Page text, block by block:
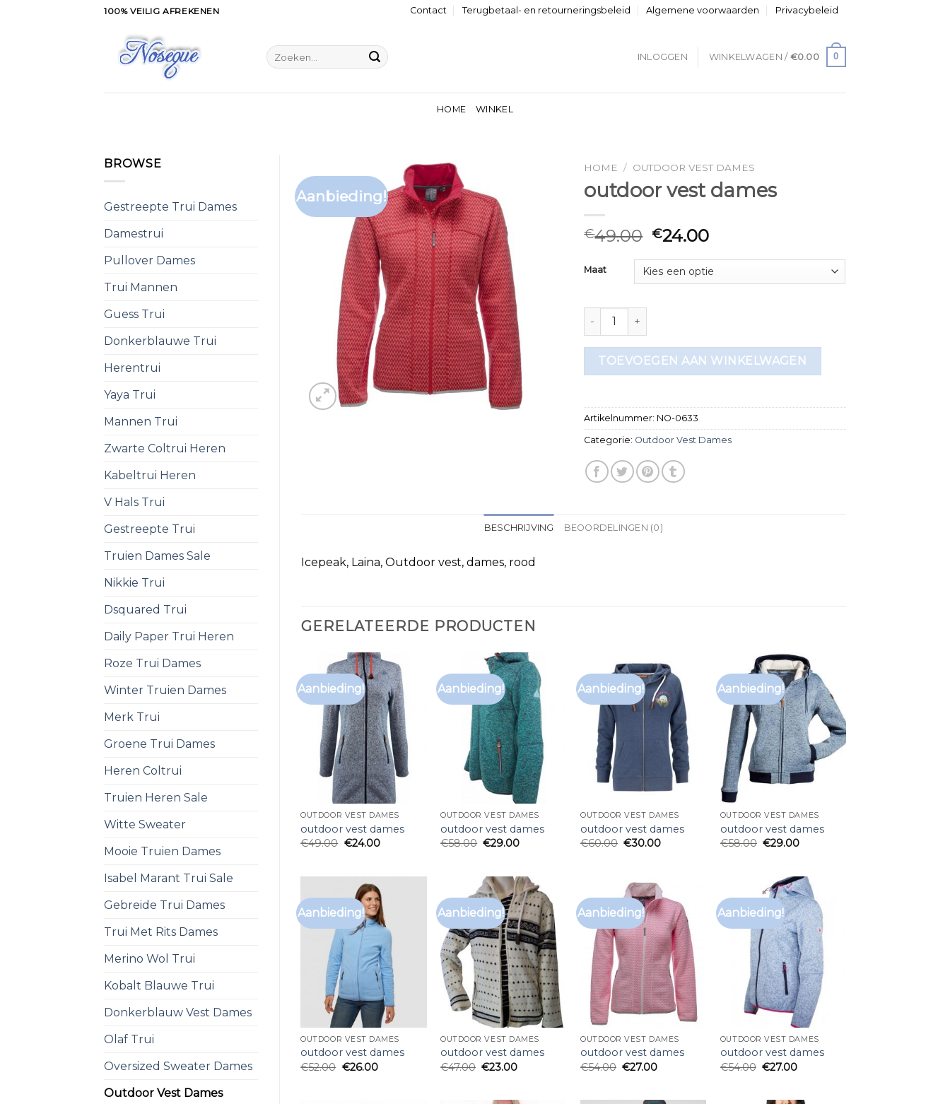
100% VEILIG AFREKENEN Contact Terugbetaal- en retourneringsbeleid Algemene voorwaarden Privacybeleid
Zoeken
naar:
INLOGGEN WINKELWAGEN / €0.00 0
HOME WINKEL
BROWSE
Gestreepte Trui Dames
Damestrui
Pullover Dames
Trui Mannen
Guess Trui
Donkerblauwe Trui
Herentrui
Yaya Trui
Mannen Trui
Zwarte Coltrui Heren
Kabeltrui Heren
V Hals Trui
Gestreepte Trui
Truien Dames Sale
Nikkie Trui
Dsquared Trui
Daily Paper Trui Heren
Roze Trui Dames
Winter Truien Dames
Merk Trui
Groene Trui Dames
Heren Coltrui
Truien Heren Sale
Witte Sweater
Mooie Truien Dames
Isabel Marant Trui Sale
Gebreide Trui Dames
Trui Met Rits Dames
Merino Wol Trui
Kobalt Blauwe Trui
Donkerblauw Vest Dames
Olaf Trui
Oversized Sweater Dames
Outdoor Vest Dames
Aanbieding!
HOME / OUTDOOR VEST DAMES
outdoor vest dames
€49.00 €24.00
Maat
outdoor vest dames aantal
TOEVOEGEN AAN WINKELWAGEN
Artikelnummer: NO-0633
Categorie: Outdoor Vest Dames
BESCHRIJVING BEOORDELINGEN (0)
Icepeak, Laina, Outdoor vest, dames, rood
GERELATEERDE PRODUCTEN
Aanbieding!
OUTDOOR VEST DAMES
outdoor vest dames
€49.00 €24.00
Aanbieding!
OUTDOOR VEST DAMES
outdoor vest dames
€58.00 €29.00
Aanbieding!
OUTDOOR VEST DAMES
outdoor vest dames
€60.00 €30.00
Aanbieding!
OUTDOOR VEST DAMES
outdoor vest dames
€58.00 €29.00
Aanbieding!
OUTDOOR VEST DAMES
outdoor vest dames
€52.00 €26.00
Aanbieding!
OUTDOOR VEST DAMES
outdoor vest dames
€47.00 €23.00
Aanbieding!
OUTDOOR VEST DAMES
outdoor vest dames
€54.00 €27.00
Aanbieding!
OUTDOOR VEST DAMES
outdoor vest dames
€54.00 €27.00